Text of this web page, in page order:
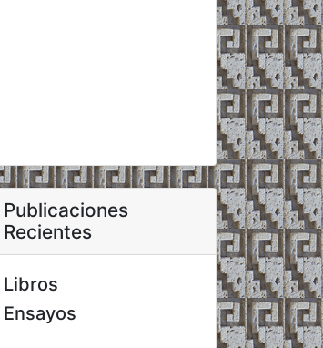
Publicaciones
Recientes
Libros
Ensayos